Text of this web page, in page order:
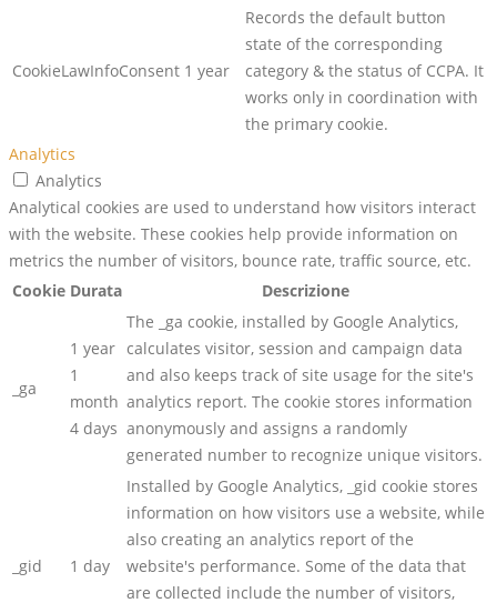
CookieLawInfoConsent 1 year
Records the default button
state of the corresponding
category & the status of CCPA. It
works only in coordination with
the primary cookie.
Analytics
Analytics
Analytical cookies are used to understand how visitors interact
with the website. These cookies help provide information on
metrics the number of visitors, bounce rate, traffic source, etc.
Cookie Durata Descrizione
_ga
1 year
1
month
4 days
The _ga cookie, installed by Google Analytics,
calculates visitor, session and campaign data
and also keeps track of site usage for the site's
analytics report. The cookie stores information
anonymously and assigns a randomly
generated number to recognize unique visitors.
_gid 1 day
Installed by Google Analytics, _gid cookie stores
information on how visitors use a website, while
also creating an analytics report of the
website's performance. Some of the data that
are collected include the number of visitors,